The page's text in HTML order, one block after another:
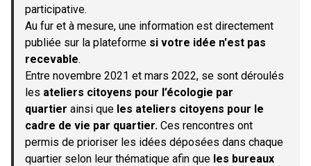
participative.
Au fur et à mesure, une information est directement
publiée sur la plateforme si votre idée n'est pas
recevable.
Entre novembre 2021 et mars 2022, se sont déroulés
les ateliers citoyens pour l’écologie par
quartier ainsi que les ateliers citoyens pour le
cadre de vie par quartier. Ces rencontres ont
permis de prioriser les idées déposées dans chaque
quartier selon leur thématique afin que les bureaux